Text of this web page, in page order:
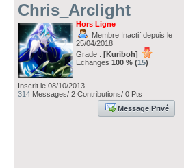
Chris_Arclight
Hors Ligne
Membre Inactif depuis le
25/04/2018
Grade : [Kuriboh]
Echanges 100 % (15)
Inscrit le 08/10/2013
314 Messages/ 2 Contributions/ 0 Pts
Message Privé